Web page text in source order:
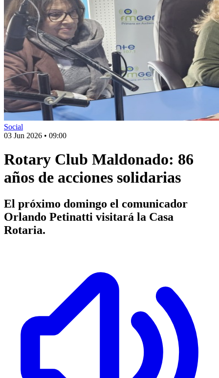
Social
03 Jun 2026 • 09:00
Rotary Club Maldonado: 86
años de acciones solidarias
El próximo domingo el comunicador
Orlando Petinatti visitará la Casa
Rotaria.